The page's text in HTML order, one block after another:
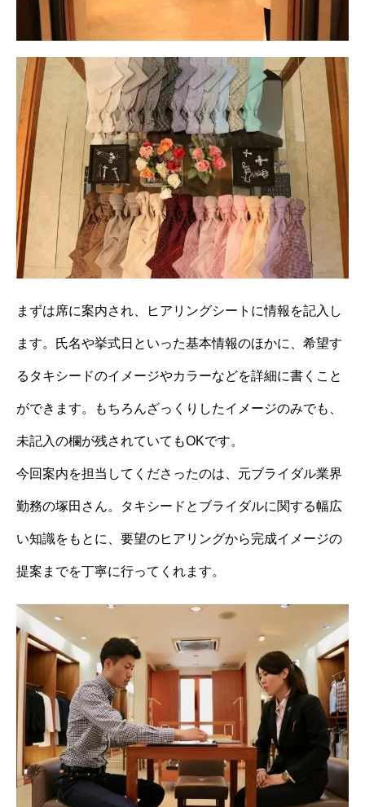
まずは席に案内され、ヒアリングシートに情報を記入し
ます。氏名や挙式日といった基本情報のほかに、希望す
るタキシードのイメージやカラーなどを詳細に書くこと
ができます。もちろんざっくりしたイメージのみでも、
未記入の欄が残されていてもOKです。
今回案内を担当してくださったのは、元ブライダル業界
勤務の塚田さん。タキシードとブライダルに関する幅広
い知識をもとに、要望のヒアリングから完成イメージの
提案までを丁寧に行ってくれます。